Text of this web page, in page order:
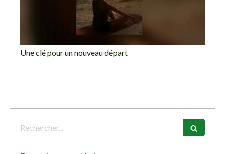
Une clé pour un nouveau départ
Rechercher